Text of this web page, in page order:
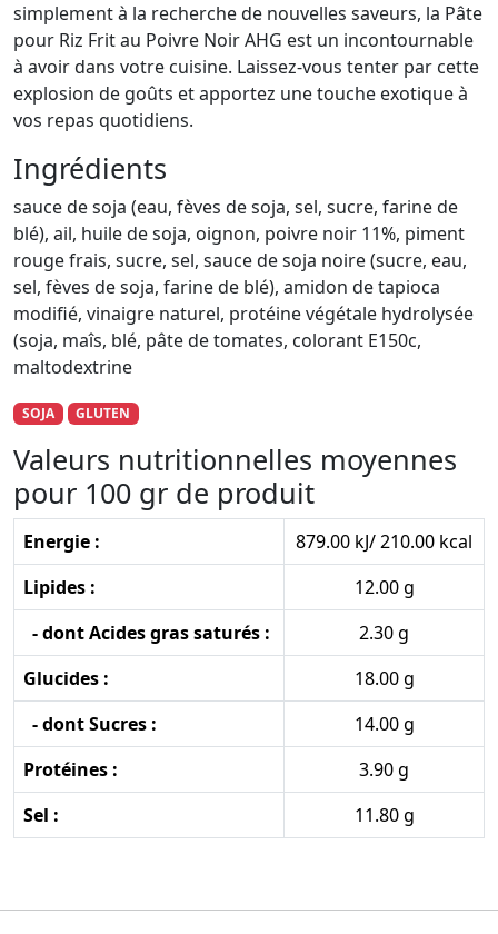
simplement à la recherche de nouvelles saveurs, la Pâte
pour Riz Frit au Poivre Noir AHG est un incontournable
à avoir dans votre cuisine. Laissez-vous tenter par cette
explosion de goûts et apportez une touche exotique à
vos repas quotidiens.
Ingrédients
sauce de soja (eau, fèves de soja, sel, sucre, farine de
blé), ail, huile de soja, oignon, poivre noir 11%, piment
rouge frais, sucre, sel, sauce de soja noire (sucre, eau,
sel, fèves de soja, farine de blé), amidon de tapioca
modifié, vinaigre naturel, protéine végétale hydrolysée
(soja, maîs, blé, pâte de tomates, colorant E150c,
maltodextrine
SOJA GLUTEN
Valeurs nutritionnelles moyennes
pour 100 gr de produit
Energie :
879.00 kJ/ 210.00 kcal
Lipides :
12.00 g
- dont Acides gras saturés :
2.30 g
Glucides :
18.00 g
- dont Sucres :
14.00 g
Protéines :
3.90 g
Sel :
11.80 g